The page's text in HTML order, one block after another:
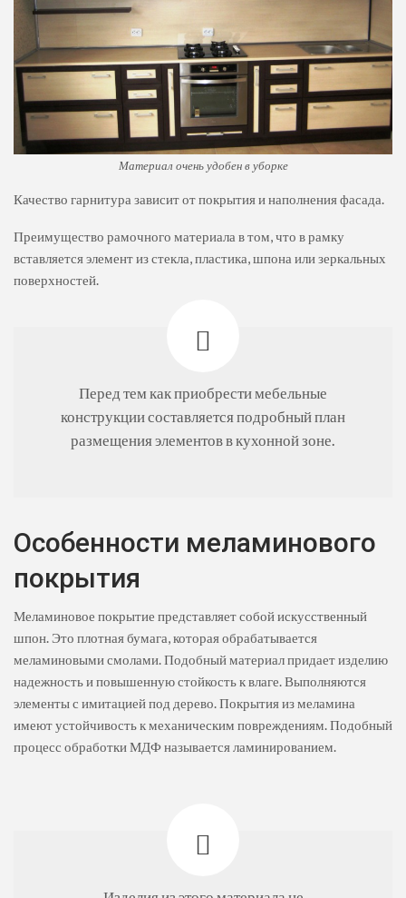
Материал очень удобен в уборке
Качество гарнитура зависит от покрытия и наполнения фасада.
Преимущество рамочного материала в том, что в рамку
вставляется элемент из стекла, пластика, шпона или зеркальных
поверхностей.
Перед тем как приобрести мебельные
конструкции составляется подробный план
размещения элементов в кухонной зоне.
Особенности меламинового
покрытия
Меламиновое покрытие представляет собой искусственный
шпон. Это плотная бумага, которая обрабатывается
меламиновыми смолами. Подобный материал придает изделию
надежность и повышенную стойкость к влаге. Выполняются
элементы с имитацией под дерево. Покрытия из меламина
имеют устойчивость к механическим повреждениям. Подобный
процесс обработки МДФ называется ламинированием.